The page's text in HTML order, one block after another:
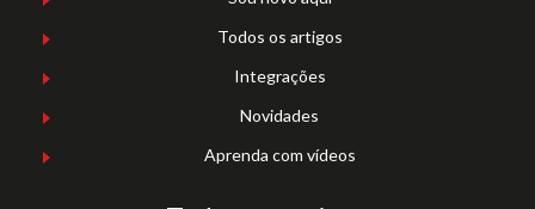
Todos os artigos
Integrações
Novidades
Aprenda com vídeos